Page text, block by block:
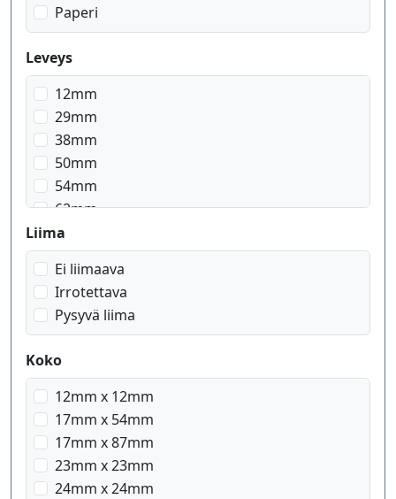
Paperi
Leveys
12mm
29mm
38mm
50mm
54mm
62mm
Liima
Ei liimaava
Irrotettava
Pysyvä liima
Koko
12mm x 12mm
17mm x 54mm
17mm x 87mm
23mm x 23mm
24mm x 24mm